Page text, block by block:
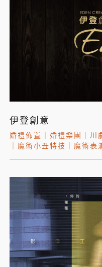
伊登創意
婚禮佈置 婚禮樂團 川
魔術小丑特技 魔術表